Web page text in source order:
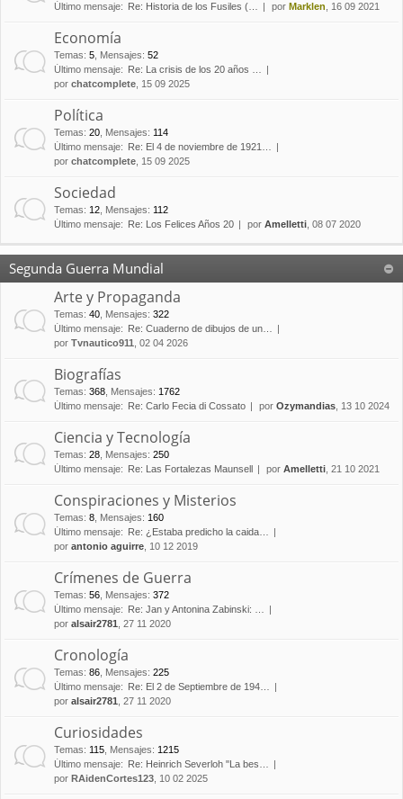
Último mensaje:
Re: Historia de los Fusiles (… por Marklen , 16 09 2021
Economía
Temas: 5 Mensajes: 52
Último mensaje:
Re: La crisis de los 20 años …
por chatcomplete , 15 09 2025
Política
Temas: 20 Mensajes: 114
Último mensaje:
Re: El 4 de noviembre de 1921…
por chatcomplete , 15 09 2025
Sociedad
Temas: 12 Mensajes: 112
Último mensaje:
Re: Los Felices Años 20 por Amelletti , 08 07 2020
Segunda Guerra Mundial
Arte y Propaganda
Temas: 40 Mensajes: 322
Último mensaje:
Re: Cuaderno de dibujos de un…
por Tvnautico911 , 02 04 2026
Biografías
Temas: 368 Mensajes: 1762
Último mensaje:
Re: Carlo Fecia di Cossato por Ozymandias , 13 10 2024
Ciencia y Tecnología
Temas: 28 Mensajes: 250
Último mensaje:
Re: Las Fortalezas Maunsell por Amelletti , 21 10 2021
Conspiraciones y Misterios
Temas: 8 Mensajes: 160
Último mensaje:
Re: ¿Estaba predicho la caida…
por antonio aguirre , 10 12 2019
Crímenes de Guerra
Temas: 56 Mensajes: 372
Último mensaje:
Re: Jan y Antonina Zabinski: …
por alsair2781 , 27 11 2020
Cronología
Temas: 86 Mensajes: 225
Último mensaje:
Re: El 2 de Septiembre de 194…
por alsair2781 , 27 11 2020
Curiosidades
Temas: 115 Mensajes: 1215
Último mensaje:
Re: Heinrich Severloh "La bes…
por RAidenCortes123 , 10 02 2025